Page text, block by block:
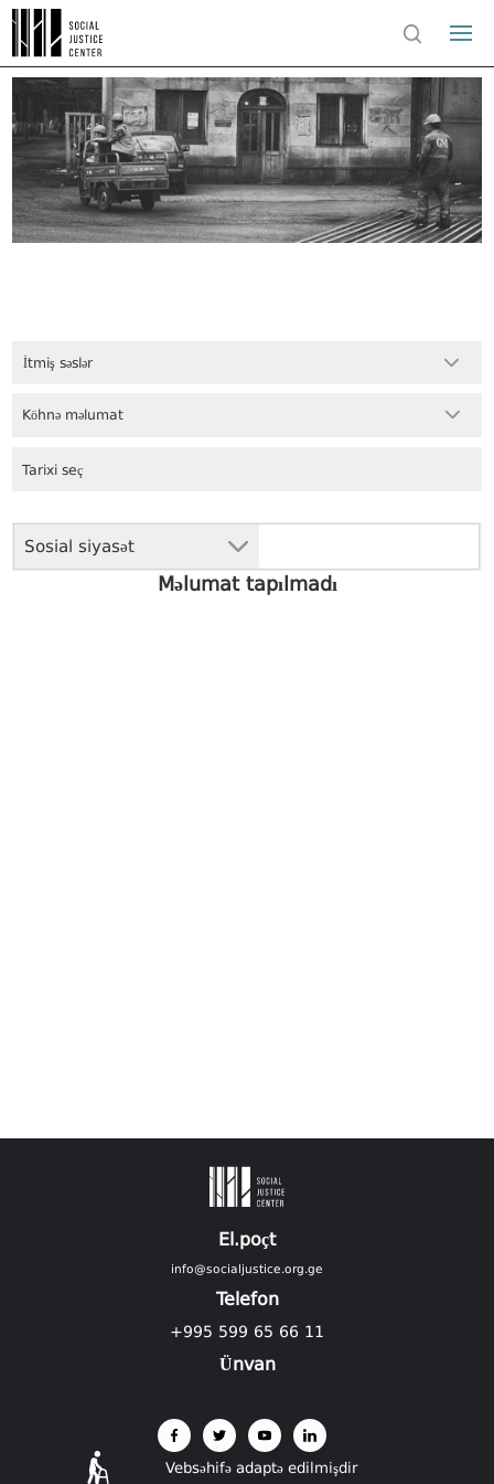
İtmiş səslər
Sosial siyasət
Köhnə məlumat
Məlumat tapılmadı
El.poçt
info@socialjustice.org.ge
Telefon
+995 599 65 66 11
Ünvan
Vebsəhifə adaptə edilmişdir